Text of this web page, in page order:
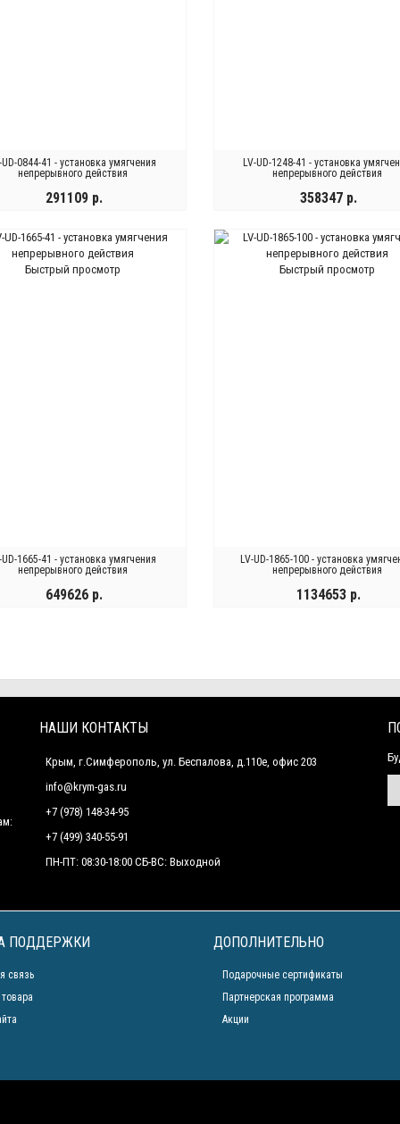
UD-0844-41 - установка умягчения
непрерывного действия
291109 р.
КУПИТЬ
LV-UD-1248-41 - установка
непрерывного действия
358347 р.
КУПИТЬ
Быстрый просмотр
UD-1665-41 - установка умягчения
непрерывного действия
649626 р.
Быстрый просмотр
LV-UD-1865-100 - установка
непрерывного действия
1134653 р.
НАШИ КОНТАКТЫ
Крым, г.Симферополь, ул. Беспалова, д.110е, офис 203
info@krym-gas.ru
+7 (978) 148-34-95
+7 (499) 340-55-91 ​
ПН-ПТ: 08:30-18:00 СБ-ВС: Выходной
ПОДДЕРЖКИ
связь
ДОПОЛНИТЕЛЬНО
Подарочные сертификаты
Партнерская программа
Акции